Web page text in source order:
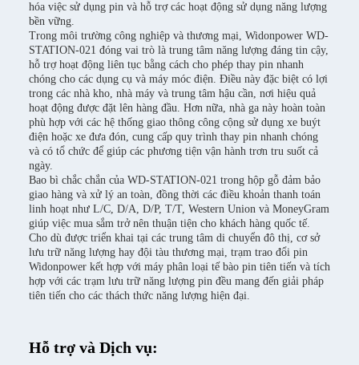
hóa việc sử dụng pin và hỗ trợ các hoạt động sử dụng năng lượng
bền vững.
Trong môi trường công nghiệp và thương mại, Widonpower WD-
STATION-021 đóng vai trò là trung tâm năng lượng đáng tin cậy,
hỗ trợ hoạt động liên tục bằng cách cho phép thay pin nhanh
chóng cho các dụng cụ và máy móc điện. Điều này đặc biệt có lợi
trong các nhà kho, nhà máy và trung tâm hậu cần, nơi hiệu quả
hoạt động được đặt lên hàng đầu. Hơn nữa, nhà ga này hoàn toàn
phù hợp với các hệ thống giao thông công cộng sử dụng xe buýt
điện hoặc xe đưa đón, cung cấp quy trình thay pin nhanh chóng
và có tổ chức để giúp các phương tiện vận hành trơn tru suốt cả
ngày.
Bao bì chắc chắn của WD-STATION-021 trong hộp gỗ đảm bảo
giao hàng và xử lý an toàn, đồng thời các điều khoản thanh toán
linh hoạt như L/C, D/A, D/P, T/T, Western Union và MoneyGram
giúp việc mua sắm trở nên thuận tiện cho khách hàng quốc tế.
Cho dù được triển khai tại các trung tâm di chuyển đô thị, cơ sở
lưu trữ năng lượng hay đội tàu thương mại, trạm trao đổi pin
Widonpower kết hợp với máy phân loại tế bào pin tiên tiến và tích
hợp với các trạm lưu trữ năng lượng pin đều mang đến giải pháp
tiên tiến cho các thách thức năng lượng hiện đại.
Hỗ trợ và Dịch vụ: